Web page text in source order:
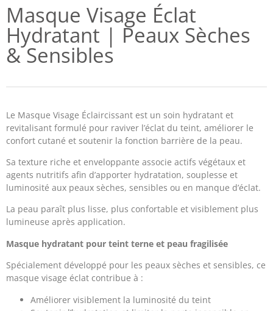
Masque Visage Éclat
Hydratant | Peaux Sèches
& Sensibles
Le Masque Visage Éclaircissant est un soin hydratant et
revitalisant formulé pour raviver l’éclat du teint, améliorer le
confort cutané et soutenir la fonction barrière de la peau.
Sa texture riche et enveloppante associe actifs végétaux et
agents nutritifs afin d’apporter hydratation, souplesse et
luminosité aux peaux sèches, sensibles ou en manque d’éclat.
La peau paraît plus lisse, plus confortable et visiblement plus
lumineuse après application.
Masque hydratant pour teint terne et peau fragilisée
Spécialement développé pour les peaux sèches et sensibles, ce
masque visage éclat contribue à :
Améliorer visiblement la luminosité du teint